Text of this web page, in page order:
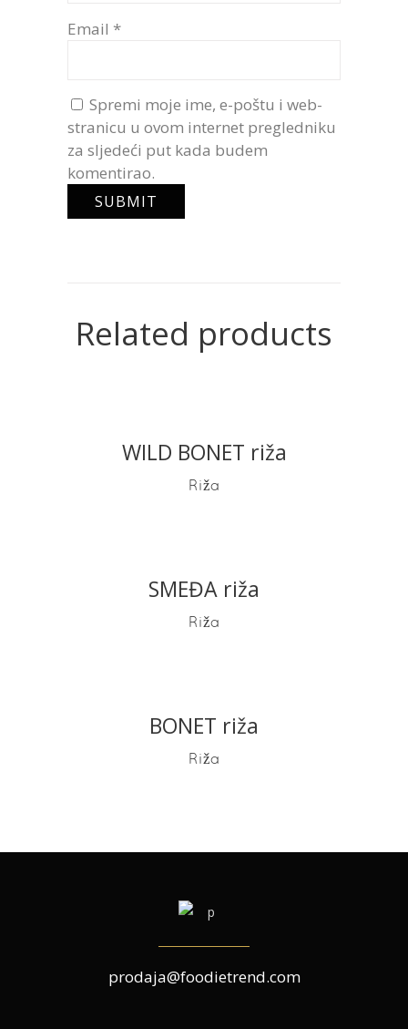
Email *
Spremi moje ime, e-poštu i web-
stranicu u ovom internet pregledniku
za sljedeći put kada budem
komentirao.
Related products
READ MORE
WILD BONET riža
Riža
READ MORE
SMEĐA riža
Riža
READ MORE
BONET riža
Riža
prodaja@foodietrend.com